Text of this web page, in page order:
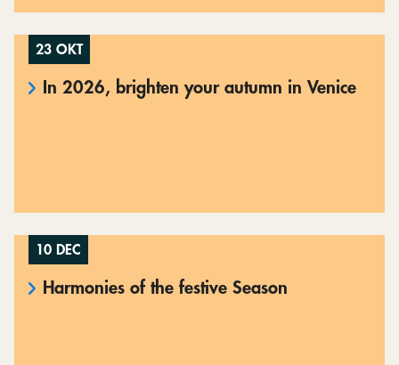
23 OKT
In 2026, brighten your autumn in Venice
10 DEC
Harmonies of the festive Season